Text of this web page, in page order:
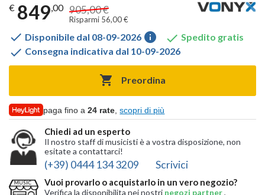
€ 849,00 905,00 €
Risparmi 56,00 €
 Disponibile dal 08-09-2026 info  Spedito gratis
 Consegna indicativa dal 10-09-2026
 Preordina
paga fino a24 rate ,scopri di più
Chiedi ad un esperto
Il nostro staff di musicisti è a vostra disposizione, non
esitate a contattarci!
(+39) 0444 134 3209 Scrivici
Vuoi provarlo o acquistarlo in un vero negozio?
Verifica la disponibilita nei nostri negozi partner,